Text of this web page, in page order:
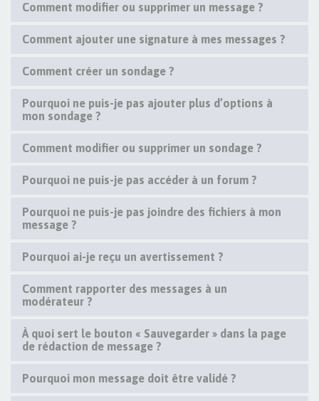
Comment modifier ou supprimer un message ?
Comment ajouter une signature à mes messages ?
Comment créer un sondage ?
Pourquoi ne puis-je pas ajouter plus d’options à
mon sondage ?
Comment modifier ou supprimer un sondage ?
Pourquoi ne puis-je pas accéder à un forum ?
Pourquoi ne puis-je pas joindre des fichiers à mon
message ?
Pourquoi ai-je reçu un avertissement ?
Comment rapporter des messages à un
modérateur ?
À quoi sert le bouton « Sauvegarder » dans la page
de rédaction de message ?
Pourquoi mon message doit être validé ?